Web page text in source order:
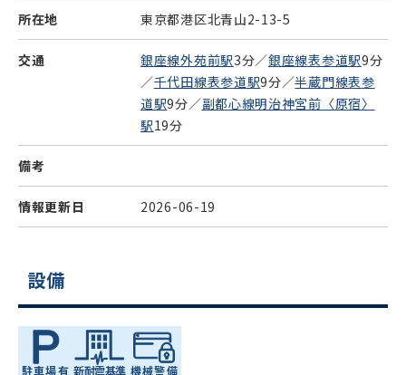
所在地 東京都港区北青山2-13-5
交通 銀座線外苑前駅3分／銀座線表参道駅9分
／千代田線表参道駅9分／半蔵門線表参
道駅9分／副都心線明治神宮前〈原宿〉
駅19分
備考
情報更新日 2026-06-19
設備